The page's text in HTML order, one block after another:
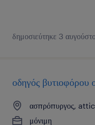
δημοσιεύτηκε 3
οδηγός βυτιοφόρου
ασπρόπυργος,
μόνιμη